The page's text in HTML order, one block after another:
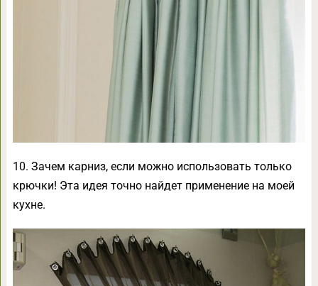
10. Зачем карниз, если можно использовать только
крючки! Эта идея точно найдет применение на моей
кухне.